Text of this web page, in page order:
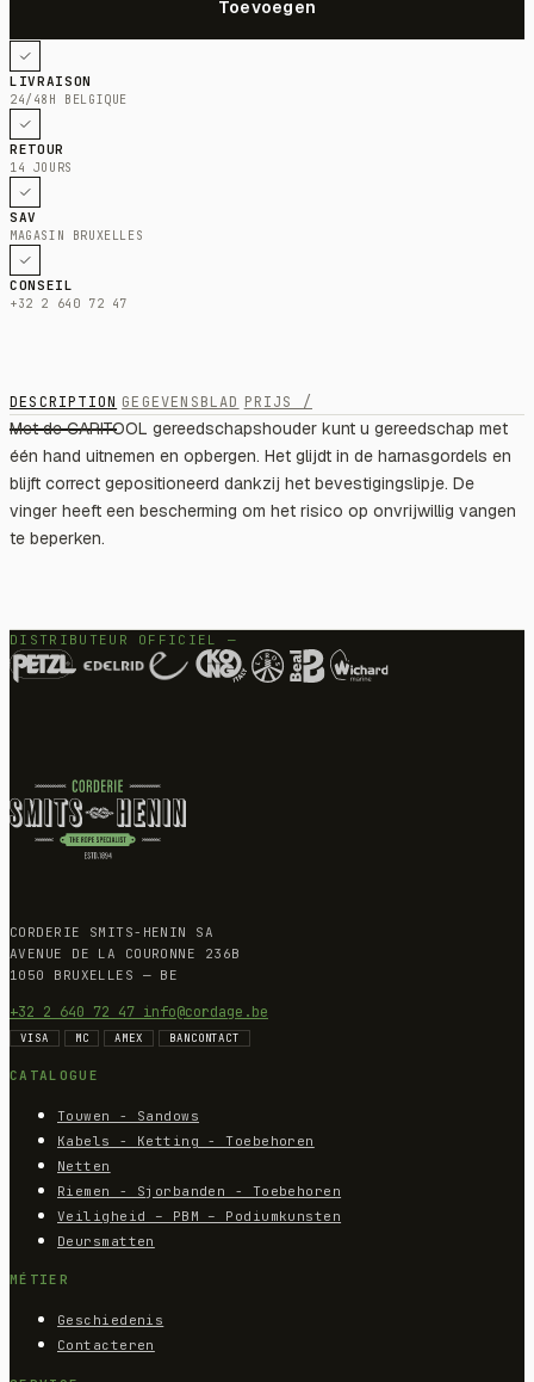
LIVRAISON
24/48H BELGIQUE
RETOUR
14 JOURS
SAV
MAGASIN BRUXELLES
CONSEIL
+32 2 640 72 47
DESCRIPTION GEGEVENSBLAD PRIJS /
Met de CARITOOL gereedschapshouder kunt u gereedschap met
één hand uitnemen en opbergen. Het glijdt in de harnasgordels en
blijft correct gepositioneerd dankzij het bevestigingslipje. De
vinger heeft een bescherming om het risico op onvrijwillig vangen
te beperken.
DISTRIBUTEUR OFFICIEL —
CORDERIE SMITS-HENIN SA
AVENUE DE LA COURONNE 236B
1050 BRUXELLES — BE
+32 2 640 72 47 info@cordage.be
VISA MC AMEX BANCONTACT
CATALOGUE
Touwen - Sandows
Kabels - Ketting - Toebehoren
Netten
Riemen - Sjorbanden - Toebehoren
Veiligheid – PBM – Podiumkunsten
Deursmatten
MÉTIER
Geschiedenis
Contacteren